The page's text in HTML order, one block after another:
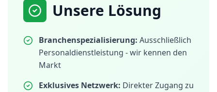
Unsere Lösung
Branchenspezialisierung: Ausschließlich
Personaldienstleistung - wir kennen den
Markt
Exklusives Netzwerk: Direkter Zugang zu